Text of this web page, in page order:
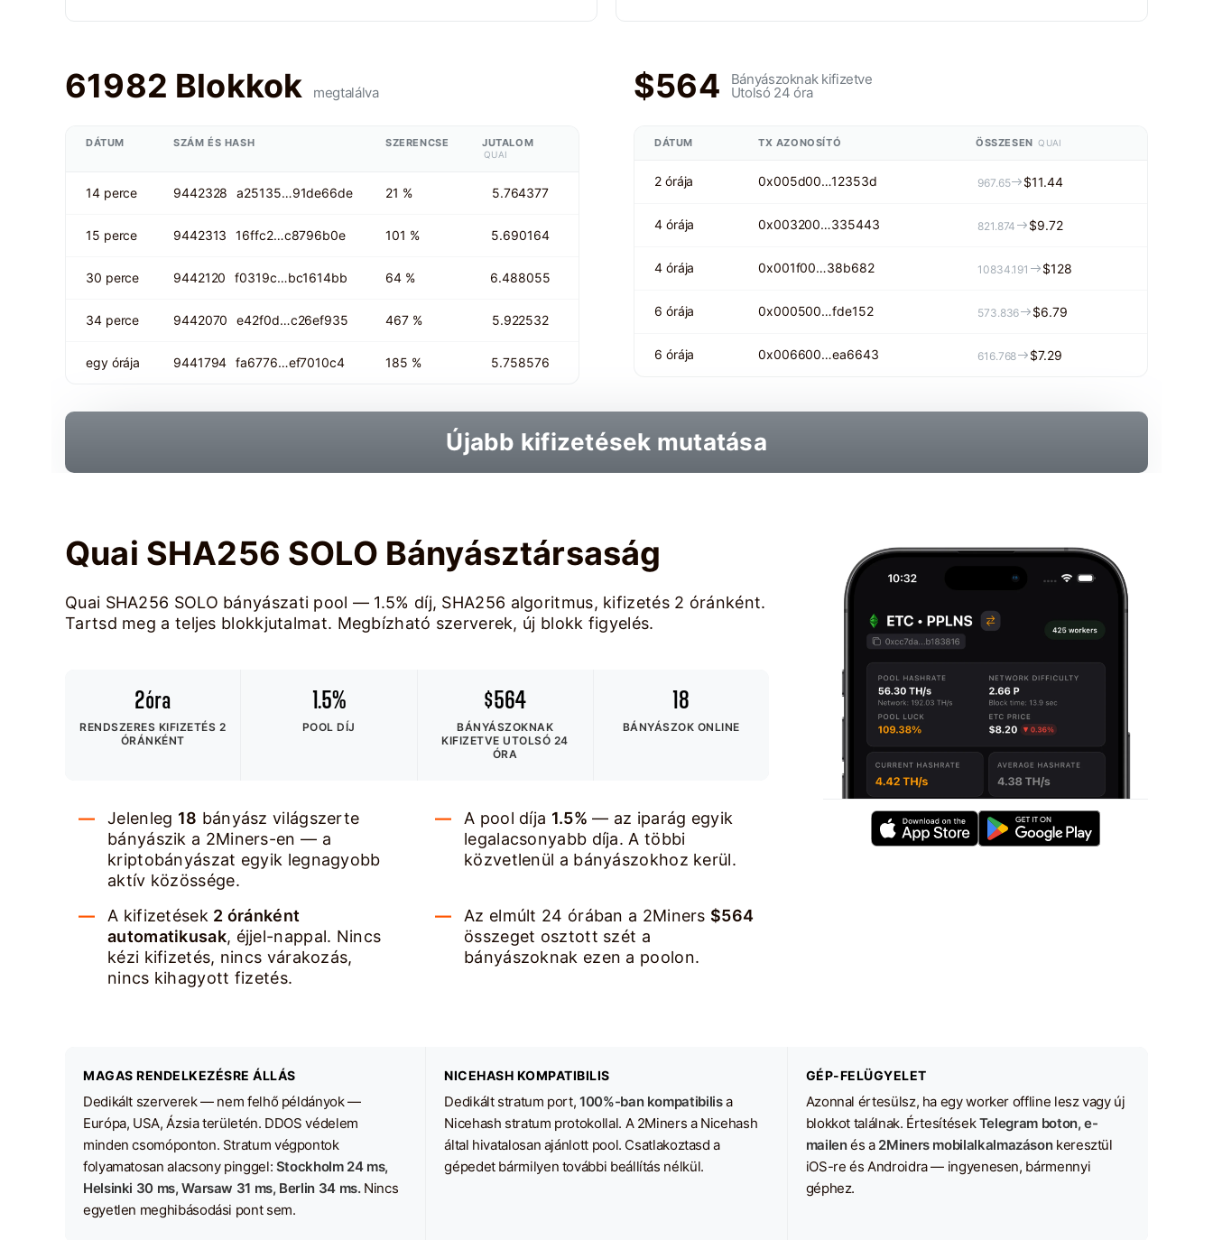
61982 Blokkok megtalálva
DÁTUM SZÁM ÉS HASH SZERENCSE JUTALOM
QUAI
14 perce 9442328 a25135…91de66de 21 % 5.764377
15 perce 9442313 16ffc2…c8796b0e 101 % 5.690164
30 perce 9442120 f0319c…bc1614bb 64 % 6.488055
34 perce 9442070 e42f0d…c26ef935 467 % 5.922532
egy órája 9441794 fa6776…ef7010c4 185 % 5.758576
$564 Bányászoknak kifizetve
Utolsó 24 óra
DÁTUM TX AZONOSÍTÓ ÖSSZESEN QUAI
2 órája 0x005d00…12353d 967.65 $11.44
4 órája 0x003200…335443 821.874 $9.72
4 órája 0x001f00…38b682 10834.191 $128
6 órája 0x000500…fde152 573.836 $6.79
6 órája 0x006600…ea6643 616.768 $7.29
Újabb kifizetések mutatása
Quai SHA256 SOLO Bányásztársaság
Quai SHA256 SOLO bányászati pool — 1.5% díj, SHA256 algoritmus, kifizetés 2 óránként.
Tartsd meg a teljes blokkjutalmat. Megbízható szerverek, új blokk figyelés.
2óra
RENDSZERES KIFIZETÉS 2
ÓRÁNKÉNT
1.5%
POOL DÍJ
$564
BÁNYÁSZOKNAK
KIFIZETVEUTOLSÓ 24
ÓRA
18
BÁNYÁSZOK ONLINE
Jelenleg 18 bányász világszerte
bányászik a 2Miners-en — a
kriptobányászat egyik legnagyobb
aktív közössége.
A pool díja 1.5% — az iparág egyik
legalacsonyabb díja. A többi
közvetlenül a bányászokhoz kerül.
A kifizetések 2 óránként
automatikusak, éjjel-nappal. Nincs
kézi kifizetés, nincs várakozás,
nincs kihagyott fizetés.
Az elmúlt 24 órában a 2Miners $564
összeget osztott szét a
bányászoknak ezen a poolon.
MAGAS RENDELKEZÉSRE ÁLLÁS
Dedikált szerverek — nem felhő példányok —
Európa, USA, Ázsia területén. DDOS védelem
minden csomóponton. Stratum végpontok
folyamatosan alacsony pinggel: Stockholm 24 ms,
Helsinki 30 ms, Warsaw 31 ms, Berlin 34 ms.Nincs
egyetlen meghibásodási pont sem.
NICEHASH KOMPATIBILIS
Dedikált stratum port,100%-ban kompatibilisa
Nicehash stratum protokollal. A 2Miners a Nicehash
által hivatalosan ajánlott pool. Csatlakoztasd a
gépedet bármilyen további beállítás nélkül.
GÉP-FELÜGYELET
Azonnal értesülsz, ha egy worker offline lesz vagy új
blokkot találnak. ÉrtesítésekTelegram boton, e-
mailenés a 2Miners mobilalkalmazásonkeresztül
iOS-re és Androidra — ingyenesen, bármennyi
géphez.